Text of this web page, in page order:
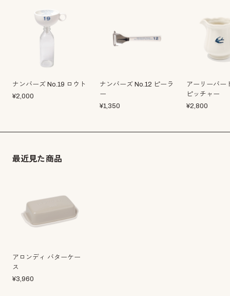
ナンバーズ No.19 ロウト
¥2,000
ナンバーズ No.12 ピーラ
ー
¥1,350
アーリーバー
ピッチャー
¥2,800
最近見た商品
アロンディ バターケー
ス
¥3,960